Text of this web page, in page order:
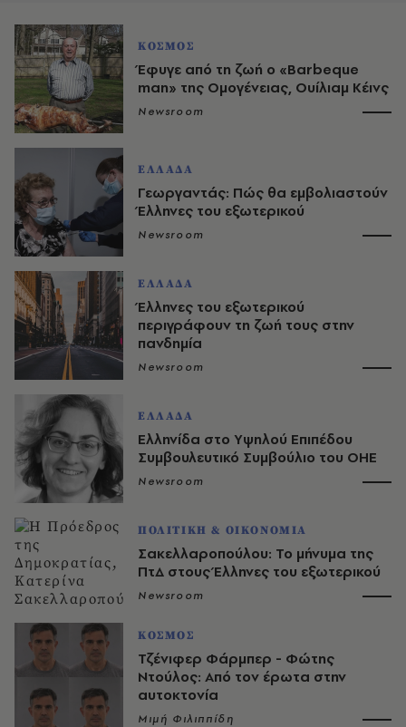
ΚΟΣΜΟΣ
Έφυγε από τη ζωή ο «Barbeque
man» της Ομογένειας, Ουίλιαμ Κέινς
Newsroom
ΕΛΛΑΔΑ
Γεωργαντάς: Πώς θα εμβολιαστούν
Έλληνες του εξωτερικού
Newsroom
ΕΛΛΑΔΑ
Έλληνες του εξωτερικού
περιγράφουν τη ζωή τους στην
πανδημία
Newsroom
ΕΛΛΑΔΑ
Ελληνίδα στο Yψηλού Eπιπέδου
Συμβουλευτικό Συμβούλιο του ΟΗΕ
Newsroom
ΠΟΛΙΤΙΚΗ & ΟΙΚΟΝΟΜΙΑ
Σακελλαροπούλου: Το μήνυμα της
ΠτΔ στους Έλληνες του εξωτερικού
Newsroom
ΚΟΣΜΟΣ
Τζένιφερ Φάρμπερ - Φώτης
Ντούλος: Από τον έρωτα στην
αυτοκτονία
Μιμή Φιλιππίδη